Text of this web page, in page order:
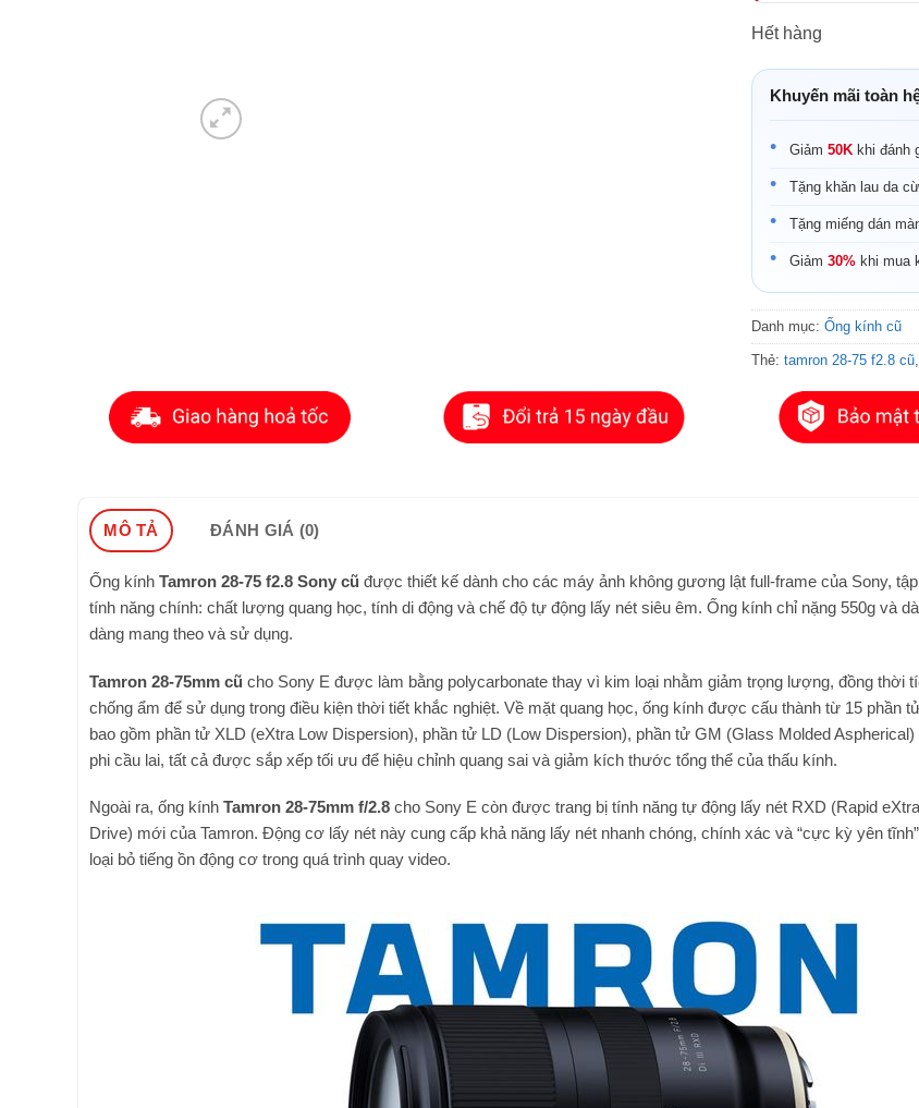
Hết hàng
Khuyến mãi toàn
Giảm 50K khi đánh
Tặng khăn lau da
Tặng miếng dán
Giảm 30% khi mua
Danh mục: Ống kính cũ
Thẻ: tamron 28-75 f2.8 cũ,
MÔ TẢ ĐÁNH GIÁ (0)
Ống kính Tamron 28-75 f2.8 Sony cũ được thiết kế dành cho các máy ảnh không gương lật full-frame của Sony,
tính năng chính: chất lượng quang học, tính di động và chế độ tự động lấy nét siêu êm. Ống kính chỉ nặng 550g và
dàng mang theo và sử dụng.
Tamron 28-75mm cũ cho Sony E được làm bằng polycarbonate thay vì kim loại nhằm giảm trọng lượng, đồng thời
chống ẩm để sử dụng trong điều kiện thời tiết khắc nghiệt. Về mặt quang học, ống kính được cấu thành từ 15 phần
bao gồm phần tử XLD (eXtra Low Dispersion), phần tử LD (Low Dispersion), phần tử GM (Glass Molded
phi cầu lai, tất cả được sắp xếp tối ưu để hiệu chỉnh quang sai và giảm kích thước tổng thể của thấu kính.
Ngoài ra, ống kính Tamron 28-75mm f/2.8 cho Sony E còn được trang bị tính năng tự động lấy nét RXD (Rapid
Drive) mới của Tamron. Động cơ lấy nét này cung cấp khả năng lấy nét nhanh chóng, chính xác và “cực kỳ yên
loại bỏ tiếng ồn động cơ trong quá trình quay video.